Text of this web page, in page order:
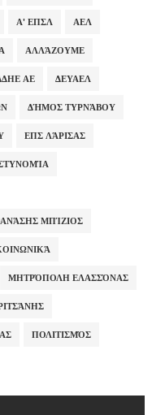
Α' ΕΠΣΛ ΑΕΛ
ΑΛΛΆΖΟΥΜΕ
ΑΕ ΔΕΥΑΕΛ
ΔΉΜΟΣ ΤΥΡΝΆΒΟΥ
ΕΠΣ ΛΆΡΙΣΑΣ
ΜΠΊΖΙΟΣ
ΜΗΤΡΌΠΟΛΗ ΕΛΑΣΣΌΝΑΣ
ΠΟΛΙΤΙΣΜΌΣ